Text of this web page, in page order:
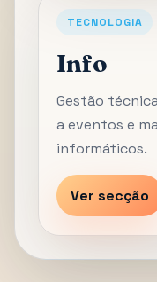
TECNOLOGIA
Info
Gestão
a eventos e
informáticos.
Ver secção